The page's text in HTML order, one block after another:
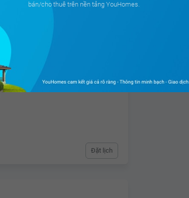
Đặt lịch
bán/cho thuê trên nền tảng YouHomes.